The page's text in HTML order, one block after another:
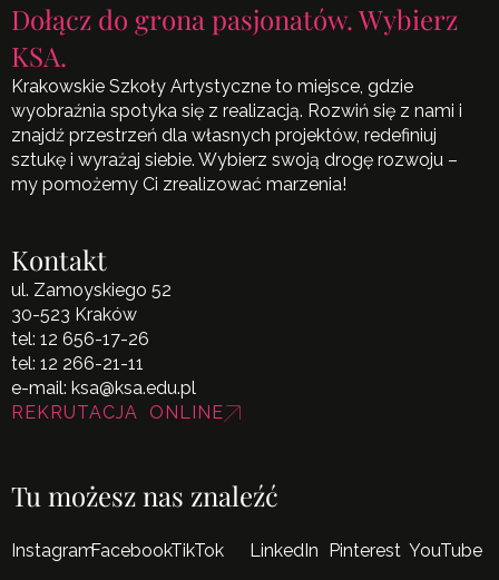
Dołącz do grona pasjonatów. Wybierz
KSA.
Krakowskie Szkoły Artystyczne to miejsce, gdzie
wyobraźnia spotyka się z realizacją. Rozwiń się z nami i
znajdź przestrzeń dla własnych projektów, redefiniuj
sztukę i wyrażaj siebie. Wybierz swoją drogę rozwoju –
my pomożemy Ci zrealizować marzenia!
Kontakt
ul. Zamoyskiego 52
30-523 Kraków
tel: 12 656-17-26
tel: 12 266-21-11
e-mail: ksa@ksa.edu.pl
REKRUTACJA ONLINE
Tu możesz nas znaleźć
InstagramFacebookTikTok LinkedIn Pinterest YouTube